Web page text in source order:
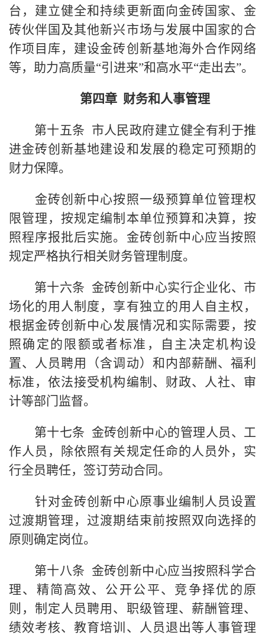
台，建立健全和持续更新面向金砖国家、金
砖伙伴国及其他新兴市场与发展中国家的合
作项目库，建设金砖创新基地海外合作网络
等，助力高质量“引进来”和高水平“走出去”。
第四章 财务和人事管理
第十五条 市人民政府建立健全有利于推
进金砖创新基地建设和发展的稳定可预期的
财力保障。
金砖创新中心按照一级预算单位管理权
限管理，按规定编制本单位预算和决算，按
照程序报批后实施。金砖创新中心应当按照
规定严格执行相关财务管理制度。
第十六条 金砖创新中心实行企业化、市
场化的用人制度，享有独立的用人自主权，
根据金砖创新中心发展情况和实际需要，按
照确定的限额或者标准，自主决定机构设
置、人员聘用（含调动）和内部薪酬、福利
标准，依法接受机构编制、财政、人社、审
计等部门监督。
第十七条 金砖创新中心的管理人员、工
作人员，除依照有关规定任命的人员外，实
行全员聘任，签订劳动合同。
针对金砖创新中心原事业编制人员设置
过渡期管理，过渡期结束前按照双向选择的
原则确定岗位。
第十八条 金砖创新中心应当按照科学合
理、精简高效、公开公平、竞争择优的原
则，制定人员聘用、职级管理、薪酬管理、
绩效考核、教育培训、人员退出等人事管理